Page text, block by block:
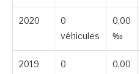
2020
0
véhicules
0,00
‰
2019
0
0,00